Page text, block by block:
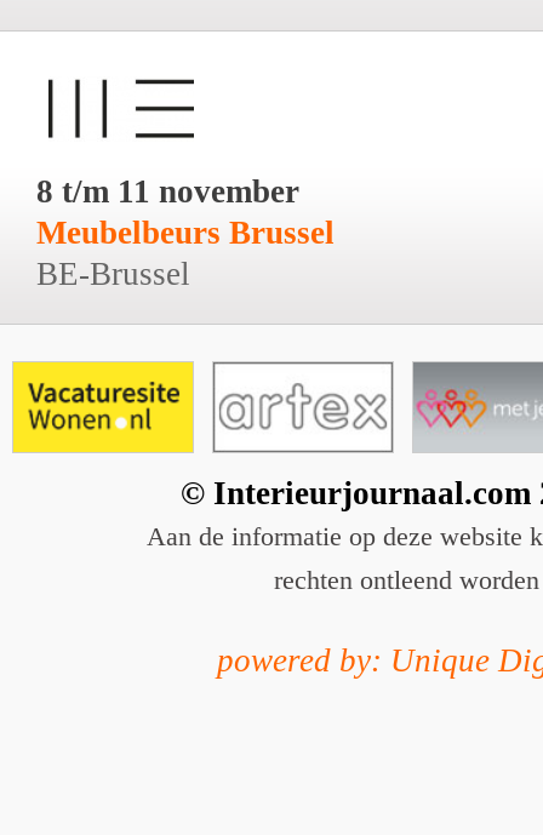
8 t/m 11 november
Meubelbeurs Brussel
BE-Brussel
© Interieurjournaal.com
Aan de informatie op deze website
rechten ontleend worden
powered by: Unique